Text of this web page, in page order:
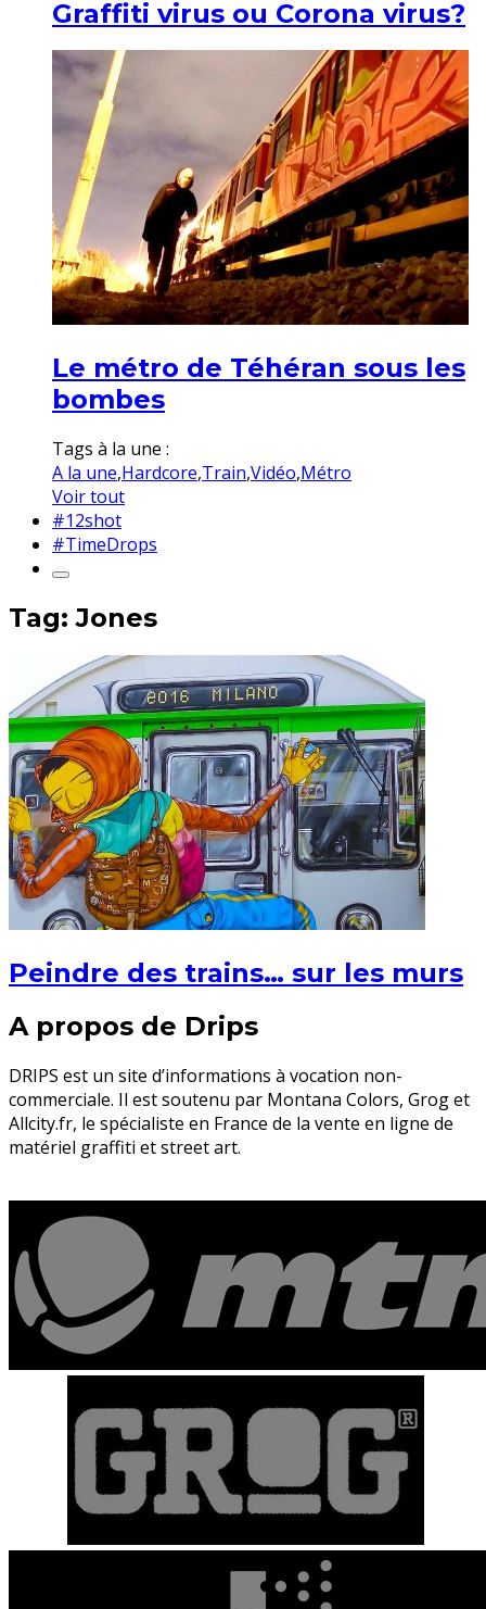
Graffiti virus ou Corona virus?
Le métro de Téhéran sous les
bombes
Tags à la une :
A la une,Hardcore,Train,Vidéo,Métro
Voir tout
#12shot
#TimeDrops
Tag: Jones
Peindre des trains… sur les murs
A propos de Drips
DRIPS est un site d’informations à vocation non-
commerciale. Il est soutenu par Montana Colors, Grog et
Allcity.fr, le spécialiste en France de la vente en ligne de
matériel graffiti et street art.